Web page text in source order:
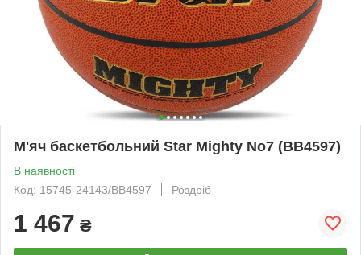
М'яч баскетбольний Star Mighty No7 (BB4597)
В наявності
Код: 15745-24143/BB4597
Роздріб
1 467 ₴